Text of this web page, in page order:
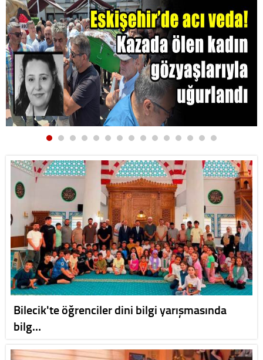
Bilecik'te öğrenciler dini bilgi yarışmasında
bilg…